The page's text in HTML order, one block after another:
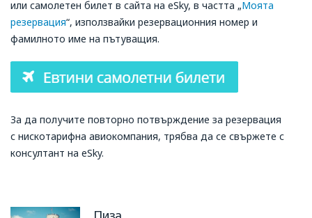
или самолетен билет в сайтa на eSky, в частта „Моята
резервация“, използвайки резервационния номер и
фамилното име на пътуващия.
За да получите повторно потвърждение за резервация
с нискотарифна авиокомпания, трябва да се свържете с
консултант на eSky.